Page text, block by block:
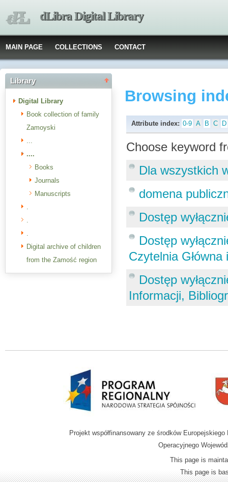
dLibra Digital Library
MAIN PAGE COLLECTIONS CONTACT
Library
Digital Library
Book collection of family
Zamoyski
...
....
Books
Journals
Manuscripts
.
.
.
Digital archive of children
from the Zamość region
Browsing
Attribute index: 0-9 A B C D
Choose keyword
Dla wszystkich
domena
Dostęp
Dostęp
Czytelnia
Dostęp
Informacji,
Projekt współfinansowany ze środków
Operacyjnego
This page is
This page is